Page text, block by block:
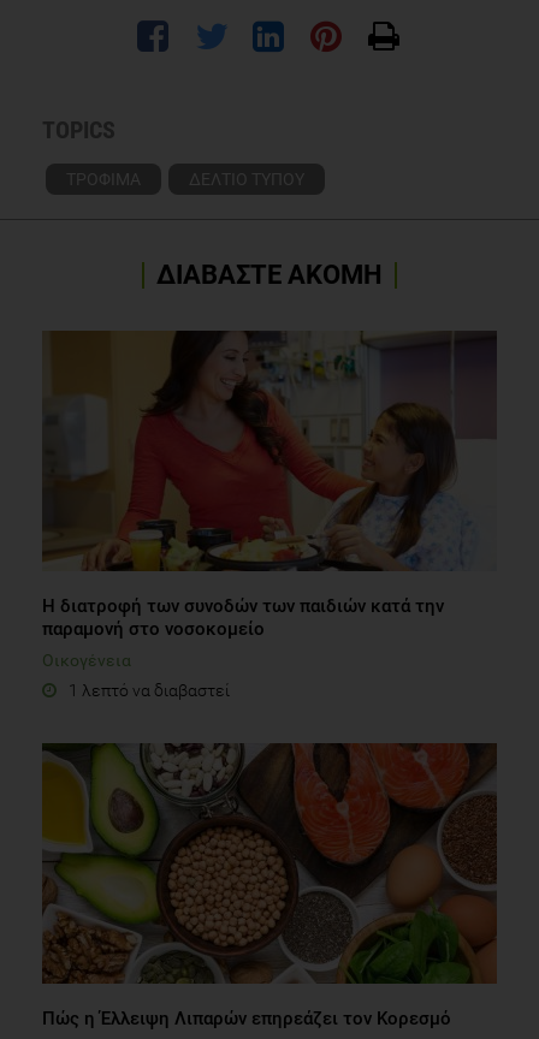
TOPICS
ΤΡΟΦΙΜΑ ΔΕΛΤΙΟ ΤΥΠΟΥ
ΔΙΑΒΑΣΤΕ ΑΚΟΜΗ
Η διατροφή των συνοδών των παιδιών κατά την
παραμονή στο νοσοκομείο
Οικογένεια
1 λεπτό να διαβαστεί
Πώς η Έλλειψη Λιπαρών επηρεάζει τον Κορεσμό